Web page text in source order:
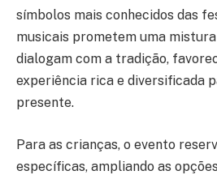
símbolos mais conhecidos das
musicais prometem uma
dialogam com a tradição,
experiência rica e diversificada
presente.
Para as crianças, o evento
específicas, ampliando as